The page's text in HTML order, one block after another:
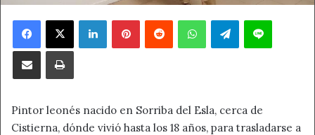
Facebook
X LinkedInPinterestReddit WhatsAppTelegramLine
Compartir por correo electrónicoImprimir
Pintor leonés nacido en Sorriba del Esla, cerca de
Cistierna, dónde vivió hasta los 18 años, para trasladarse a